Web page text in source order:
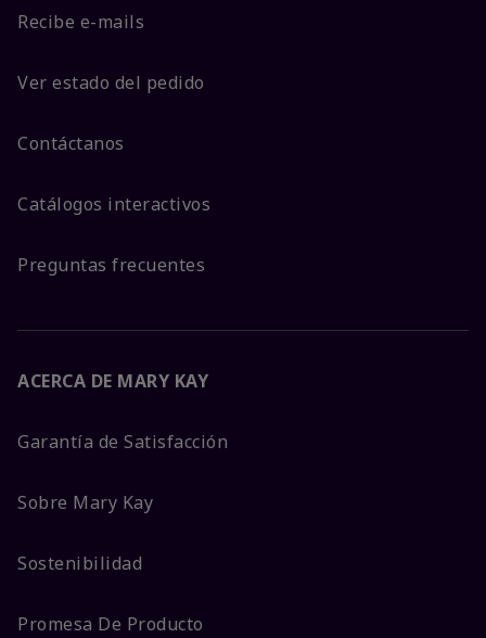
Recibe e-mails
Ver estado del pedido
Contáctanos
Catálogos interactivos
Preguntas frecuentes
ACERCA DE MARY KAY
Garantía de Satisfacción
Sobre Mary Kay
Sostenibilidad
Promesa De Producto